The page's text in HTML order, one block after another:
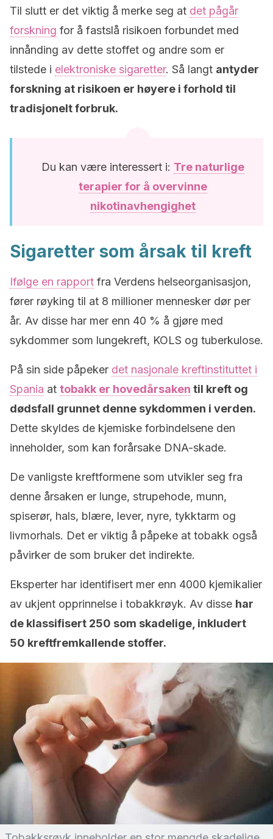
Til slutt er det viktig å merke seg at det pågår
forskning for å fastslå risikoen forbundet med
innånding av dette stoffet og andre som er
tilstede i elektroniske sigaretter. Så langt antyder
forskning at risikoen er høyere i forhold til
tradisjonelt forbruk.
Du kan være interessert i: Tre naturlige
terapier for å overvinne
nikotinavhengighet
Sigaretter som årsak til kreft
Ifølge en rapport fra Verdens helseorganisasjon,
fører røyking til at 8 millioner mennesker dør per
år. Av disse har mer enn 40 % å gjøre med
sykdommer som lungekreft, KOLS og tuberkulose.
På sin side påpeker det nasjonale kreftinstituttet i
Spania at tobakk er hovedårsaken til kreft og
dødsfall grunnet denne sykdommen i verden.
Dette skyldes de kjemiske forbindelsene den
inneholder, som kan forårsake DNA-skade.
De vanligste kreftformene som utvikler seg fra
denne årsaken er lunge, strupehode, munn,
spiserør, hals, blære, lever, nyre, tykktarm og
livmorhals. Det er viktig å påpeke at tobakk også
påvirker de som bruker det indirekte.
Eksperter har identifisert mer enn 4000 kjemikalier
av ukjent opprinnelse i tobakkrøyk. Av disse har
de klassifisert 250 som skadelige, inkludert
50 kreftfremkallende stoffer.